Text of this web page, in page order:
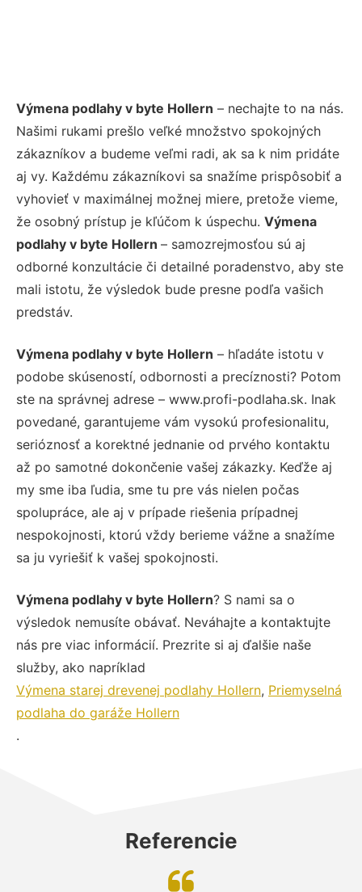
Výmena podlahy v byte Hollern – nechajte to na nás.
Našimi rukami prešlo veľké množstvo spokojných
zákazníkov a budeme veľmi radi, ak sa k nim pridáte
aj vy. Každému zákazníkovi sa snažíme prispôsobiť a
vyhovieť v maximálnej možnej miere, pretože vieme,
že osobný prístup je kľúčom k úspechu. Výmena
podlahy v byte Hollern – samozrejmosťou sú aj
odborné konzultácie či detailné poradenstvo, aby ste
mali istotu, že výsledok bude presne podľa vašich
predstáv.
Výmena podlahy v byte Hollern – hľadáte istotu v
podobe skúseností, odbornosti a precíznosti? Potom
ste na správnej adrese – www.profi-podlaha.sk. Inak
povedané, garantujeme vám vysokú profesionalitu,
serióznosť a korektné jednanie od prvého kontaktu
až po samotné dokončenie vašej zákazky. Keďže aj
my sme iba ľudia, sme tu pre vás nielen počas
spolupráce, ale aj v prípade riešenia prípadnej
nespokojnosti, ktorú vždy berieme vážne a snažíme
sa ju vyriešiť k vašej spokojnosti.
Výmena podlahy v byte Hollern? S nami sa o
výsledok nemusíte obávať. Neváhajte a kontaktujte
nás pre viac informácií. Prezrite si aj ďalšie naše
služby, ako napríklad
Výmena starej drevenej podlahy Hollern, Priemyselná
podlaha do garáže Hollern
.
Referencie